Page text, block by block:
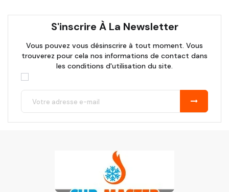
S'inscrire À La Newsletter
Vous pouvez vous désinscrire à tout moment. Vous
trouverez pour cela nos informations de contact dans
les conditions d'utilisation du site.